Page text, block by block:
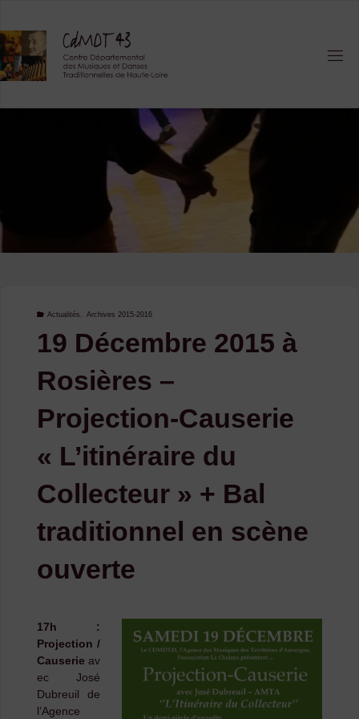
content
Actualités Archives 2015-2016
19 Décembre 2015 à
Rosières –
Projection-Causerie
« L’itinéraire du
Collecteur » + Bal
traditionnel en scène
ouverte
17h :
Projection /
Causerie av
ec José
Dubreuil de
l’Agence